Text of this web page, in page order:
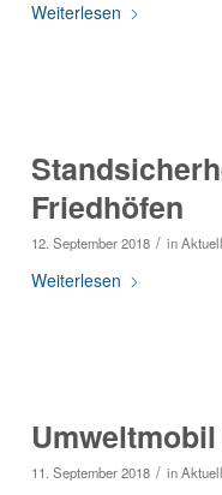
Weiterlesen
Friedhöfen
12. September 2018 / in
Weiterlesen
11. September 2018 / in